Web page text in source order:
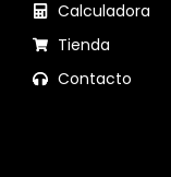
Calculadora
Tienda
Contacto